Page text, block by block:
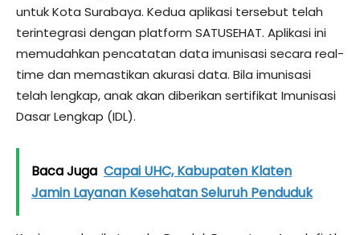
untuk Kota Surabaya. Kedua aplikasi tersebut telah
terintegrasi dengan platform SATUSEHAT. Aplikasi ini
memudahkan pencatatan data imunisasi secara real-
time dan memastikan akurasi data. Bila imunisasi
telah lengkap, anak akan diberikan sertifikat Imunisasi
Dasar Lengkap (IDL).
Baca Juga Capai UHC, Kabupaten Klaten
Jamin Layanan Kesehatan Seluruh Penduduk